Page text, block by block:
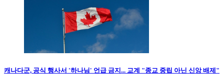
캐나다군, 공식 행사서 '하나님' 언급 금지... 교계 "종교 중립 아닌 신앙 배제"